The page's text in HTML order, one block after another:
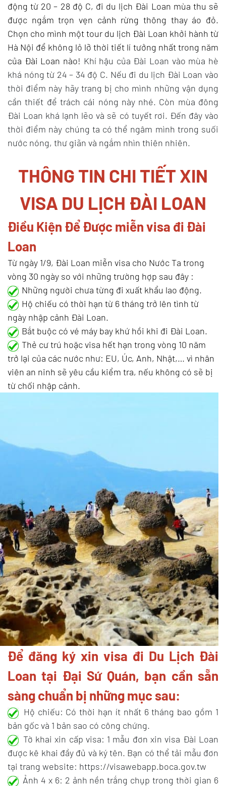
động từ 20 – 28 độ C, đi du lịch Đài Loan mùa thu sẽ
được ngắm trọn vẹn cảnh rừng thông thay áo đỏ.
Chọn cho mình một tour du lịch Đài Loan khởi hành từ
Hà Nội để không lỏ lỡ thời tiết lí tưởng nhất trong năm
của Đài Loan nào! Khí hậu của Đài Loan vào mùa hè
khá nóng từ 24 – 34 độ C. Nếu đi du lịch Đài Loan vào
thời điểm này hãy trang bị cho mình những vận dụng
cần thiết để trách cái nóng này nhé. Còn mùa đông
Đài Loan khá lạnh lẽo và sẽ có tuyết rơi. Đến đây vào
thời điểm này chúng ta có thể ngâm mình trong suối
nước nóng, thư giãn và ngắm nhìn thiên nhiên.
THÔNG TIN CHI TIẾT XIN
VISA DU LỊCH ĐÀI LOAN
Điều Kiện Để Được miễn visa đi Đài
Loan
Từ ngày 1/9, Đài Loan miễn visa cho Nước Ta trong
vòng 30 ngày so với những trường hợp sau đây :
Những người chưa từng đi xuất khẩu lao động.
Hộ chiếu có thời hạn từ 6 tháng trở lên tình từ
ngày nhập cảnh Đài Loan.
Bắt buộc có vé máy bay khứ hồi khi đi Đài Loan.
Thẻ cư trú hoặc visa hết hạn trong vòng 10 năm
trở lại của các nước như: EU, Úc, Anh, Nhật,… vì nhân
viên an ninh sẽ yêu cầu kiểm tra, nếu không có sẽ bị
từ chối nhập cảnh.
Để đăng ký xin visa đi Du Lịch Đài
Loan tại Đại Sứ Quán, bạn cần sẵn
sàng chuẩn bị những mục sau:
Hộ chiếu: Có thời hạn ít nhất 6 tháng bao gồm 1
bản gốc và 1 bản sao có công chứng.
Tờ khai xin cấp visa: 1 mẫu đơn xin visa Đài Loan
được kê khai đầy đủ và ký tên. Bạn có thể tải mẫu đơn
tại trang website: https://visawebapp.boca.gov.tw
Ảnh 4 x 6: 2 ảnh nền trắng chụp trong thời gian 6